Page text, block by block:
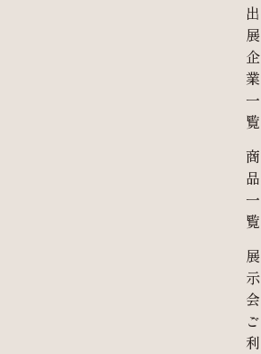
出
展
企
業
一
覧
商
品
一
覧
展
示
会
ご
利